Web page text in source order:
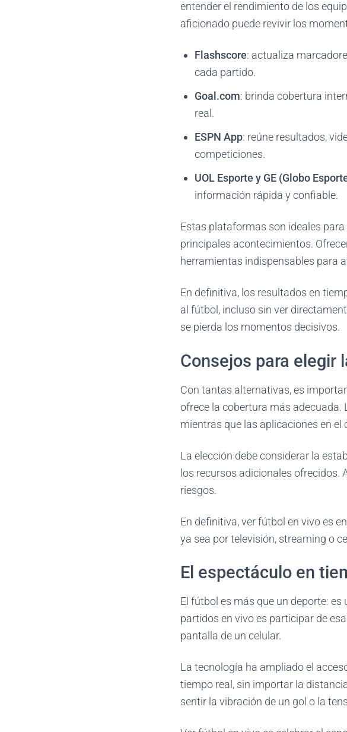
entender el rendimiento de los
aficionado puede revivir los
Flashscore: actualiza
cada partido.
Goal.com: brinda cobertura
real.
ESPN App: reúne resultados,
competiciones.
UOL Esporte y GE (Globo
información rápida y confiable.
Estas plataformas son ideales
principales acontecimientos.
herramientas indispensables para
En definitiva, los resultados en
al fútbol, incluso sin ver
se pierda los momentos decisivos.
Consejos para elegir
Con tantas alternativas, es
ofrece la cobertura más
mientras que las aplicaciones en
La elección debe considerar la
los recursos adicionales ofrecidos.
riesgos.
En definitiva, ver fútbol en vivo es
ya sea por televisión, streaming o
El espectáculo en
El fútbol es más que un deporte:
partidos en vivo es participar de
pantalla de un celular.
La tecnología ha ampliado el
tiempo real, sin importar la
sentir la vibración de un gol o la